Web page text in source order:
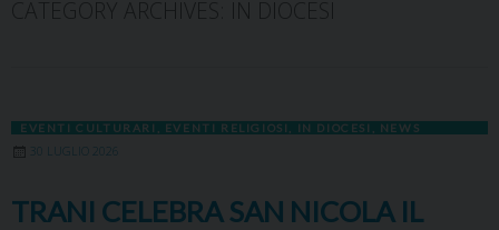
EVENTI CULTURARI EVENTI RELIGIOSI IN DIOCESI NEWS
30 LUGLIO 2026
TRANI CELEBRA SAN NICOLA IL